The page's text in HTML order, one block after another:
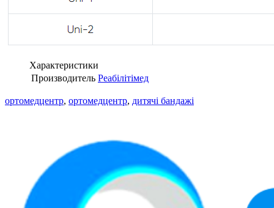
Характеристики
Производитель Реабілітімед
ортомедцентр, ортомедцентр, дитячі бандажі